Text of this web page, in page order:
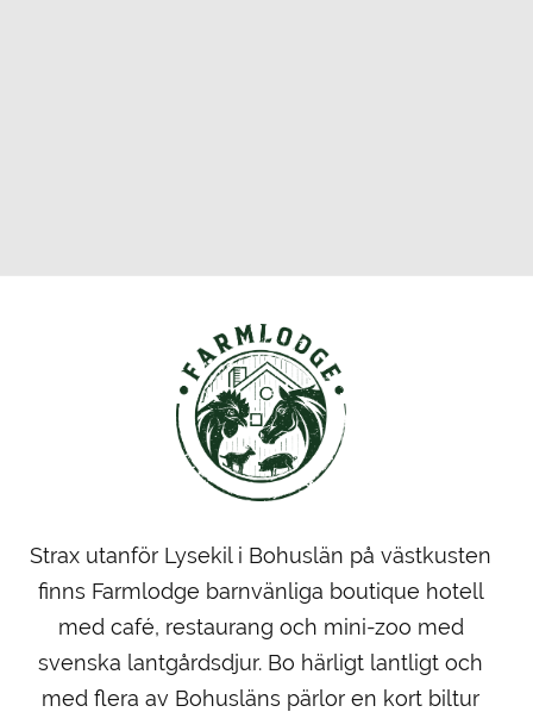
Strax utanför Lysekil i Bohuslän på västkusten
finns Farmlodge barnvänliga boutique hotell
med café, restaurang och mini-zoo med
svenska lantgårdsdjur. Bo härligt lantligt och
med flera av Bohusläns pärlor en kort biltur